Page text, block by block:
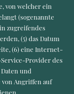
von welcher ein
(sogenannte
zugreifendes
(5) das Datum
(6) eine Internet-
Provider des
und
Angriffen auf